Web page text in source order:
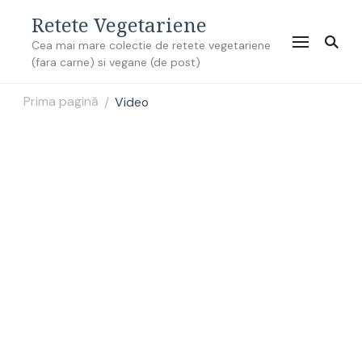
Retete Vegetariene
Cea mai mare colectie de retete vegetariene
(fara carne) si vegane (de post)
Prima pagină / Video